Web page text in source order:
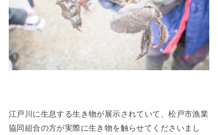
江戸川に生息する生き物が展示されていて、松戸市漁業
協同組合の方が実際に生き物を触らせてくださいまし